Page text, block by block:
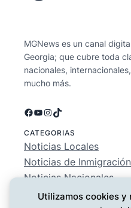
MGNews es un canal
Georgia; que cubre toda
nacionales,
mucho más.
Facebook
YouTube
Instagram
TikTok
CATEGORIAS
Noticias Locales
Noticias de Inmigración
Noticias Nacionales
Deportes
Utilizamos cookies y